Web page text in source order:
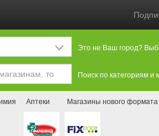
Это не Ваш город?
Поиск по категориям и
Аптеки Магазины нового формата